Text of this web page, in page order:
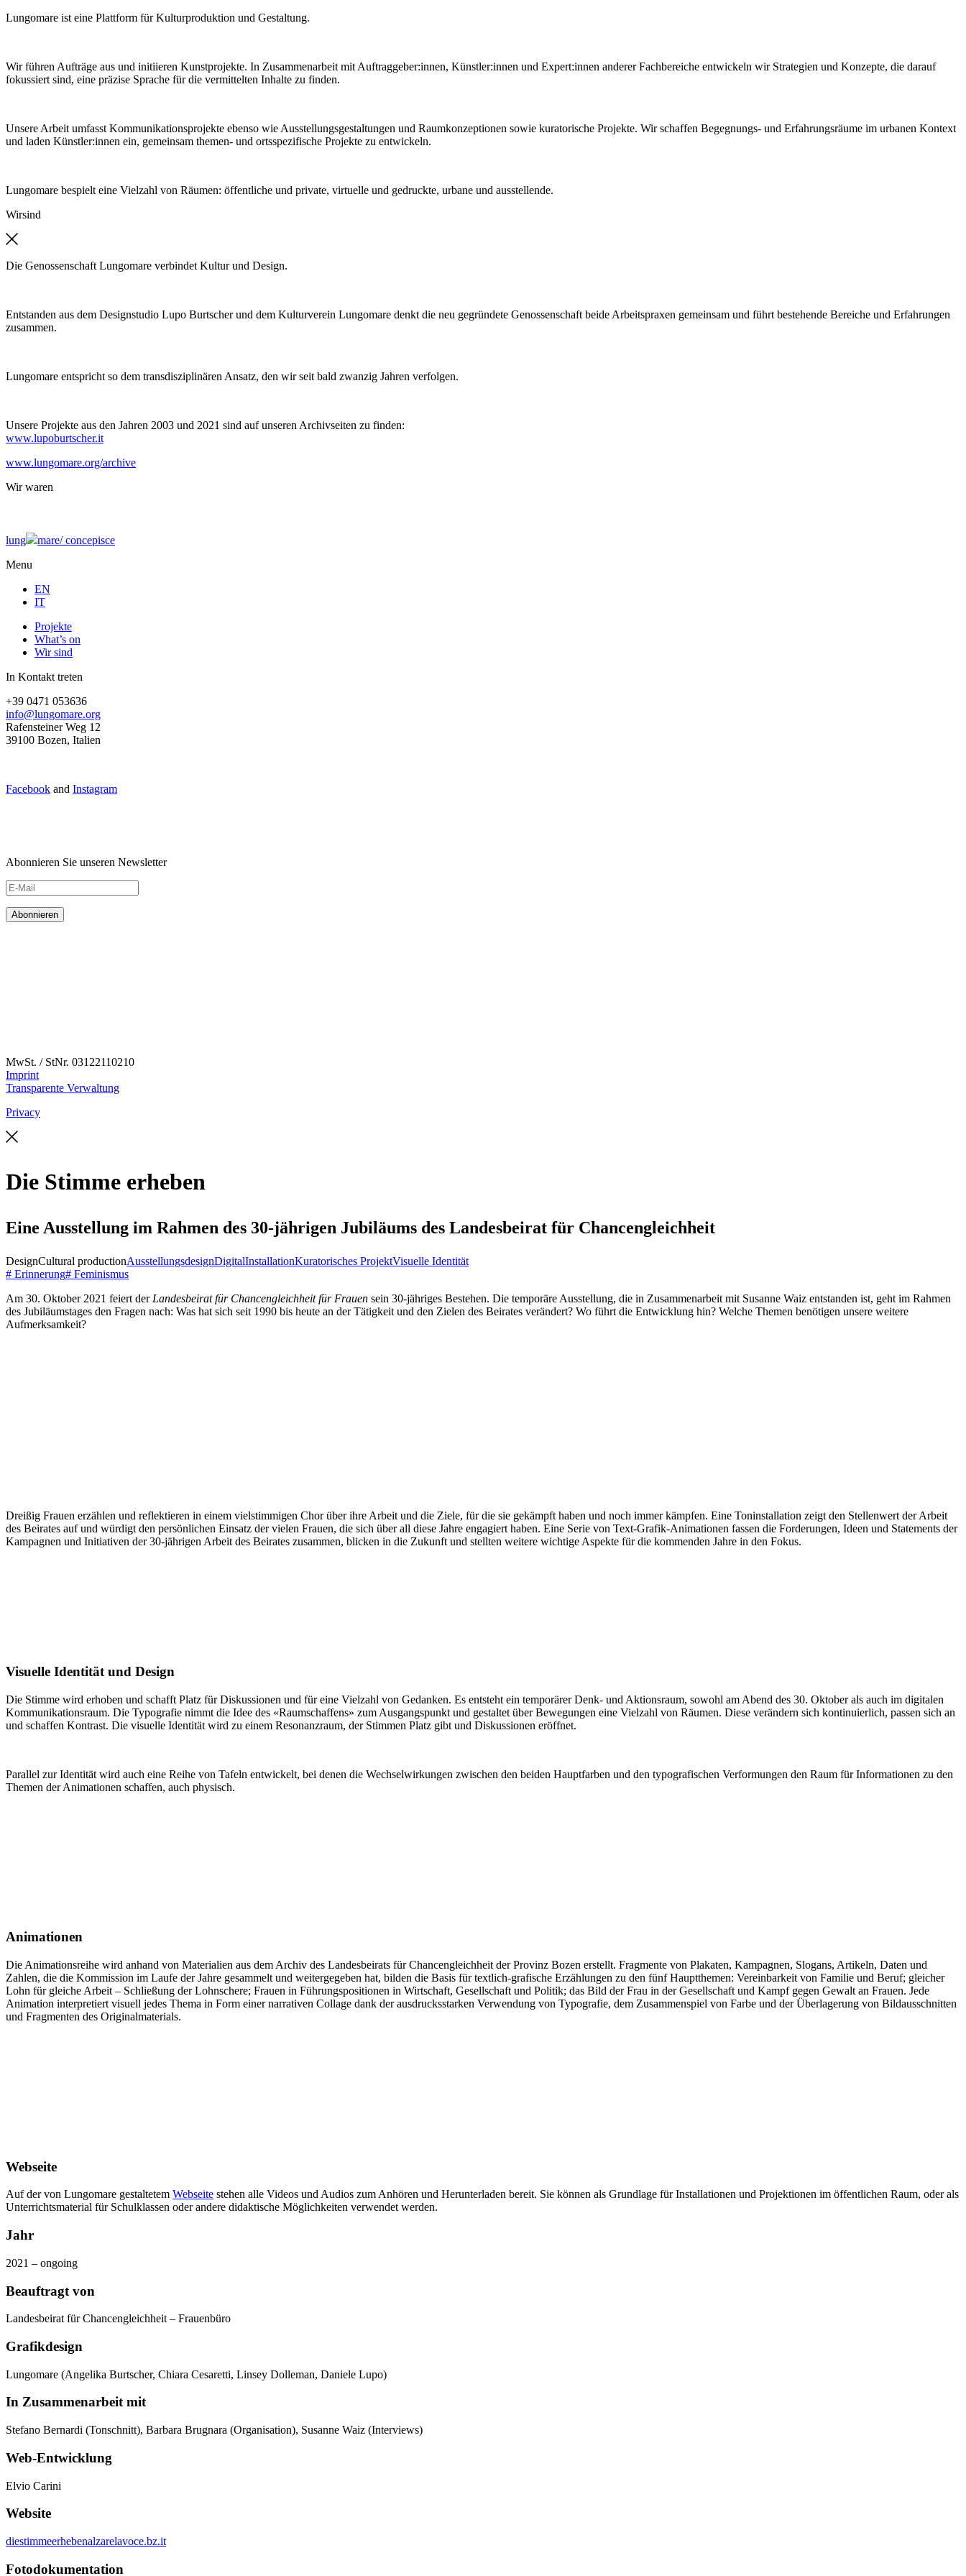
Lungomare ist eine Plattform für Kulturproduktion und Gestaltung.
Wir führen Aufträge aus und initiieren Kunstprojekte. In Zusammenarbeit mit Auftraggeber:innen, Künstler:innen und Expert:innen anderer Fachbereiche entwickeln wir Strategien und Konzepte, die darauf
fokussiert sind, eine präzise Sprache für die vermittelten Inhalte zu finden.
Unsere Arbeit umfasst Kommunikationsprojekte ebenso wie Ausstellungsgestaltungen und Raumkonzeptionen sowie kuratorische Projekte. Wir schaffen Begegnungs- und Erfahrungsräume im urbanen Kontext
und laden Künstler:innen ein, gemeinsam themen- und ortsspezifische Projekte zu entwickeln.
Lungomare bespielt eine Vielzahl von Räumen: öffentliche und private, virtuelle und gedruckte, urbane und ausstellende.
Wirsind
Die Genossenschaft Lungomare verbindet Kultur und Design.
Entstanden aus dem Designstudio Lupo Burtscher und dem Kulturverein Lungomare denkt die neu gegründete Genossenschaft beide Arbeitspraxen gemeinsam und führt bestehende Bereiche und Erfahrungen
zusammen.
Lungomare entspricht so dem transdisziplinären Ansatz, den wir seit bald zwanzig Jahren verfolgen.
Unsere Projekte aus den Jahren 2003 und 2021 sind auf unseren Archivseiten zu finden:
www.lupoburtscher.it
www.lungomare.org/archive
Wir waren
lung mare/concepisce
Menu
EN
IT
Projekte
What’s on
Wir sind
In Kontakt treten
+39 0471 053636
info@lungomare.org
Rafensteiner Weg 12
39100 Bozen, Italien
Facebook and Instagram
Abonnieren Sie unseren Newsletter
MwSt. / StNr. 03122110210
Imprint
Transparente Verwaltung
Privacy
Die Stimme erheben
Eine Ausstellung im Rahmen des 30-jährigen Jubiläums des Landesbeirat für Chancengleichheit
DesignCultural productionAusstellungsdesignDigitalInstallationKuratorisches ProjektVisuelle Identität
# Erinnerung# Feminismus
Am 30. Oktober 2021 feiert der Landesbeirat für Chancengleichheit für Frauen sein 30-jähriges Bestehen. Die temporäre Ausstellung, die in Zusammenarbeit mit Susanne Waiz entstanden ist, geht im Rahmen
des Jubiläumstages den Fragen nach: Was hat sich seit 1990 bis heute an der Tätigkeit und den Zielen des Beirates verändert? Wo führt die Entwicklung hin? Welche Themen benötigen unsere weitere
Aufmerksamkeit?
Dreißig Frauen erzählen und reflektieren in einem vielstimmigen Chor über ihre Arbeit und die Ziele, für die sie gekämpft haben und noch immer kämpfen. Eine Toninstallation zeigt den Stellenwert der Arbeit
des Beirates auf und würdigt den persönlichen Einsatz der vielen Frauen, die sich über all diese Jahre engagiert haben. Eine Serie von Text-Grafik-Animationen fassen die Forderungen, Ideen und Statements der
Kampagnen und Initiativen der 30-jährigen Arbeit des Beirates zusammen, blicken in die Zukunft und stellten weitere wichtige Aspekte für die kommenden Jahre in den Fokus.
Visuelle Identität und Design
Die Stimme wird erhoben und schafft Platz für Diskussionen und für eine Vielzahl von Gedanken. Es entsteht ein temporärer Denk- und Aktionsraum, sowohl am Abend des 30. Oktober als auch im digitalen
Kommunikationsraum. Die Typografie nimmt die Idee des «Raumschaffens» zum Ausgangspunkt und gestaltet über Bewegungen eine Vielzahl von Räumen. Diese verändern sich kontinuierlich, passen sich an
und schaffen Kontrast. Die visuelle Identität wird zu einem Resonanzraum, der Stimmen Platz gibt und Diskussionen eröffnet.
Parallel zur Identität wird auch eine Reihe von Tafeln entwickelt, bei denen die Wechselwirkungen zwischen den beiden Hauptfarben und den typografischen Verformungen den Raum für Informationen zu den
Themen der Animationen schaffen, auch physisch.
Animationen
Die Animationsreihe wird anhand von Materialien aus dem Archiv des Landesbeirats für Chancengleichheit der Provinz Bozen erstellt. Fragmente von Plakaten, Kampagnen, Slogans, Artikeln, Daten und
Zahlen, die die Kommission im Laufe der Jahre gesammelt und weitergegeben hat, bilden die Basis für textlich-grafische Erzählungen zu den fünf Hauptthemen: Vereinbarkeit von Familie und Beruf; gleicher
Lohn für gleiche Arbeit – Schließung der Lohnschere; Frauen in Führungspositionen in Wirtschaft, Gesellschaft und Politik; das Bild der Frau in der Gesellschaft und Kampf gegen Gewalt an Frauen. Jede
Animation interpretiert visuell jedes Thema in Form einer narrativen Collage dank der ausdrucksstarken Verwendung von Typografie, dem Zusammenspiel von Farbe und der Überlagerung von Bildausschnitten
und Fragmenten des Originalmaterials.
Webseite
Auf der von Lungomare gestaltetem Webseite stehen alle Videos und Audios zum Anhören und Herunterladen bereit. Sie können als Grundlage für Installationen und Projektionen im öffentlichen Raum, oder als
Unterrichtsmaterial für Schulklassen oder andere didaktische Möglichkeiten verwendet werden.
Jahr
2021 – ongoing
Beauftragt von
Landesbeirat für Chancengleichheit – Frauenbüro
Grafikdesign
Lungomare (Angelika Burtscher, Chiara Cesaretti, Linsey Dolleman, Daniele Lupo)
In Zusammenarbeit mit
Stefano Bernardi (Tonschnitt), Barbara Brugnara (Organisation), Susanne Waiz (Interviews)
Web-Entwicklung
Elvio Carini
Website
diestimmeerhebenalzarelavoce.bz.it
Fotodokumentation